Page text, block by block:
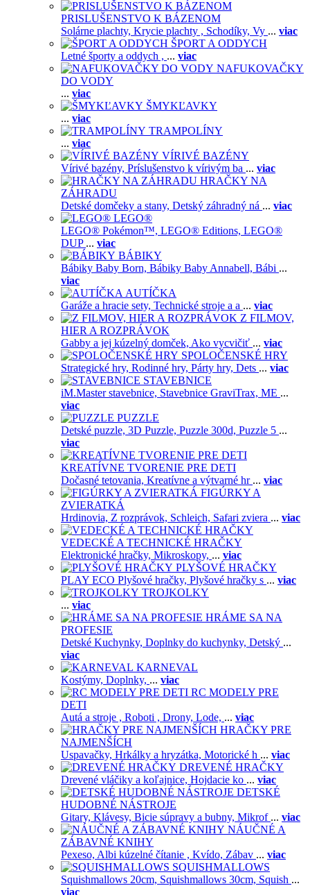
PRISLUŠENSTVO K BÁZENOM
Solárne plachty, Krycie plachty , Schodíky, Vy ... viac
ŠPORT A ODDYCH
Letné športy a oddych , ... viac
NAFUKOVAČKY
DO VODY
... viac
ŠMYKĽAVKY
... viac
TRAMPOLÍNY
... viac
VÍRIVÉ BAZÉNY
Vírivé bazény, Príslušenstvo k vírivým ba ... viac
HRAČKY NA
ZÁHRADU
Detské domčeky a stany, Detský záhradný ná ... viac
LEGO®
LEGO® Pokémon™, LEGO® Editions, LEGO®
DUP ... viac
BÁBIKY
Bábiky Baby Born, Bábiky Baby Annabell, Bábi ...
viac
AUTÍČKA
Garáže a hracie sety, Technické stroje a a ... viac
Z FILMOV,
HIER A ROZPRÁVOK
Gabby a jej kúzelný domček, Ako vycvičiť ... viac
SPOLOČENSKÉ HRY
Strategické hry, Rodinné hry, Párty hry, Dets ... viac
STAVEBNICE
iM.Master stavebnice, Stavebnice GraviTrax, ME ...
viac
PUZZLE
Detské puzzle, 3D Puzzle, Puzzle 300d, Puzzle 5 ...
viac
KREATÍVNE TVORENIE PRE DETI
Dočasné tetovania, Kreatívne a výtvarné hr ... viac
FIGÚRKY A
ZVIERATKÁ
Hrdinovia, Z rozprávok, Schleich, Safari zviera ... viac
VEDECKÉ A TECHNICKÉ HRAČKY
Elektronické hračky, Mikroskopy, ... viac
PLYŠOVÉ HRAČKY
PLAY ECO Plyšové hračky, Plyšové hračky s ... viac
TROJKOLKY
... viac
HRÁME SA NA
PROFESIE
Detské Kuchynky, Doplnky do kuchynky, Detský ...
viac
KARNEVAL
Kostýmy, Doplnky, ... viac
RC MODELY PRE
DETI
Autá a stroje , Roboti , Drony, Lode, ... viac
HRAČKY PRE
NAJMENŠÍCH
Uspavačky, Hrkálky a hryzátka, Motorické h ... viac
DREVENÉ HRAČKY
Drevené vláčiky a koľajnice, Hojdacie ko ... viac
DETSKÉ
HUDOBNÉ NÁSTROJE
Gitary, Klávesy, Bicie súpravy a bubny, Mikrof ... viac
NÁUČNÉ A
ZÁBAVNÉ KNIHY
Pexeso, Albi kúzelné čítanie , Kvído, Zábav ... viac
SQUISHMALLOWS
Squishmallows 20cm, Squishmallows 30cm, Squish ...
viac